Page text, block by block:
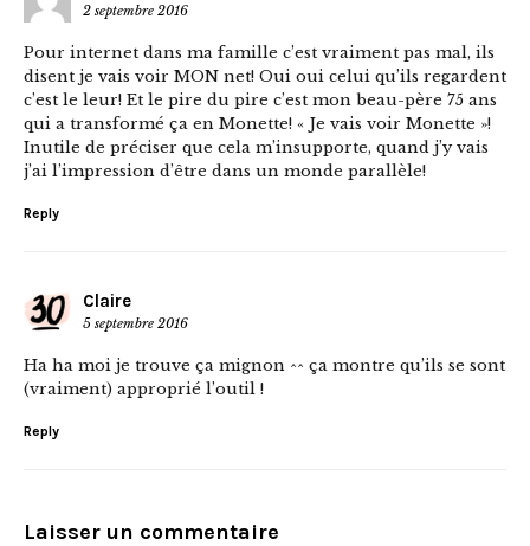
2 septembre 2016
Pour internet dans ma famille c’est vraiment pas mal, ils
disent je vais voir MON net! Oui oui celui qu’ils regardent
c’est le leur! Et le pire du pire c’est mon beau-père 75 ans
qui a transformé ça en Monette! « Je vais voir Monette »!
Inutile de préciser que cela m’insupporte, quand j’y vais
j’ai l’impression d’être dans un monde parallèle!
Reply
Claire
5 septembre 2016
Ha ha moi je trouve ça mignon ^^ ça montre qu’ils se sont
(vraiment) approprié l’outil !
Reply
Laisser un commentaire